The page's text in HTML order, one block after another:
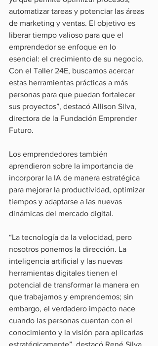
automatizar tareas y potenciar las áreas
de marketing y ventas. El objetivo es
liberar tiempo valioso para que el
emprendedor se enfoque en lo
esencial: el crecimiento de su negocio.
Con el Taller 24E, buscamos acercar
estas herramientas prácticas a más
personas para que puedan fortalecer
sus proyectos”, destacó Allison Silva,
directora de la Fundación Emprender
Futuro.
Los emprendedores también
aprendieron sobre la importancia de
incorporar la IA de manera estratégica
para mejorar la productividad, optimizar
tiempos y adaptarse a las nuevas
dinámicas del mercado digital.
“La tecnología da la velocidad, pero
nosotros ponemos la dirección. La
inteligencia artificial y las nuevas
herramientas digitales tienen el
potencial de transformar la manera en
que trabajamos y emprendemos; sin
embargo, el verdadero impacto nace
cuando las personas cuentan con el
conocimiento y la visión para aplicarlas